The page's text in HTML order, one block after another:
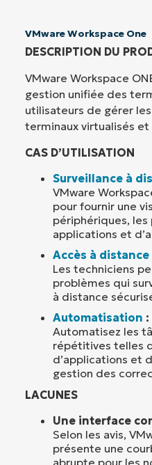
VMware Workspace One
DESCRIPTION DU
VMware Workspace
gestion unifiée des
utilisateurs de gérer
terminaux virtualisés
CAS D’UTILISATION
Surveillance à
VMware
pour fournir une
périphériques,
applications et
Accès à distance
Les techniciens
problèmes qui
à distance
Automatisation :
Automatisez les
répétitives telles
d’applications et
gestion des
LACUNES
Une interface
Selon les avis,
présente une
abrupte pour les